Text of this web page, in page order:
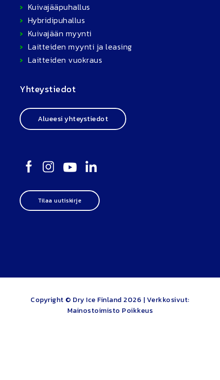
Kuivajääpuhallus
Hybridipuhallus
Kuivajään myynti
Laitteiden myynti ja leasing
Laitteiden vuokraus
Yhteystiedot
Alueesi yhteystiedot
Tilaa uutiskirje
Copyright © Dry Ice Finland 2026 |Verkkosivut:
Mainostoimisto Poikkeus